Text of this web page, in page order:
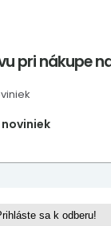
pri nákupe